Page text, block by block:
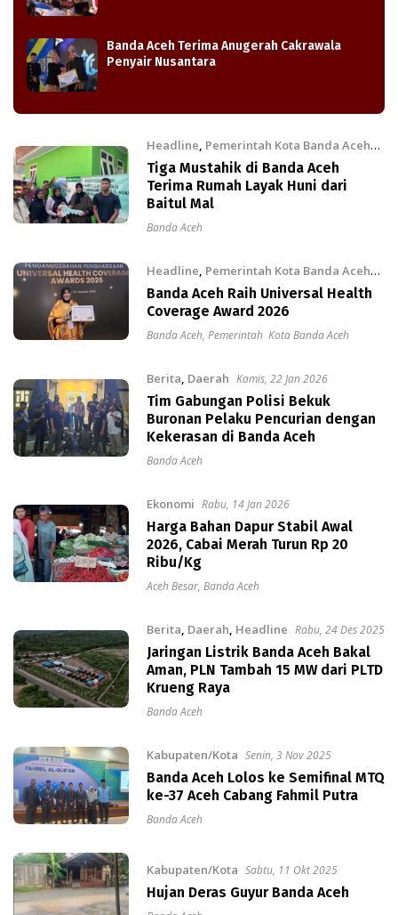
Banda Aceh Terima Anugerah Cakrawala
Penyair Nusantara
Headline, Pemerintah Kota Banda Aceh
Kamis, 5 Mar 2026
Tiga Mustahik di Banda Aceh
Terima Rumah Layak Huni dari
Baitul Mal
Banda Aceh
Headline, Pemerintah Kota Banda Aceh
Rabu, 28 Jan 2026
Banda Aceh Raih Universal Health
Coverage Award 2026
Banda Aceh, Pemerintah Kota Banda Aceh
Berita, Daerah Kamis, 22 Jan 2026
Tim Gabungan Polisi Bekuk
Buronan Pelaku Pencurian dengan
Kekerasan di Banda Aceh
Banda Aceh
Ekonomi Rabu, 14 Jan 2026
Harga Bahan Dapur Stabil Awal
2026, Cabai Merah Turun Rp 20
Ribu/Kg
Aceh Besar, Banda Aceh
Berita, Daerah, Headline Rabu, 24 Des 2025
Jaringan Listrik Banda Aceh Bakal
Aman, PLN Tambah 15 MW dari PLTD
Krueng Raya
Banda Aceh
Kabupaten/Kota Senin, 3 Nov 2025
Banda Aceh Lolos ke Semifinal MTQ
ke-37 Aceh Cabang Fahmil Putra
Banda Aceh
Kabupaten/Kota Sabtu, 11 Okt 2025
Hujan Deras Guyur Banda Aceh